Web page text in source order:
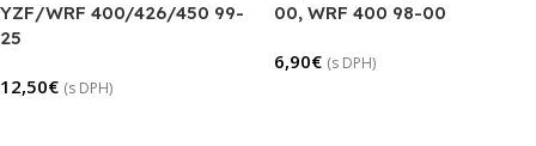
YZF/WRF 400/426/450 99-
25
12,50€ (s DPH)
00, WRF 400 98-00
6,90€ (s DPH)